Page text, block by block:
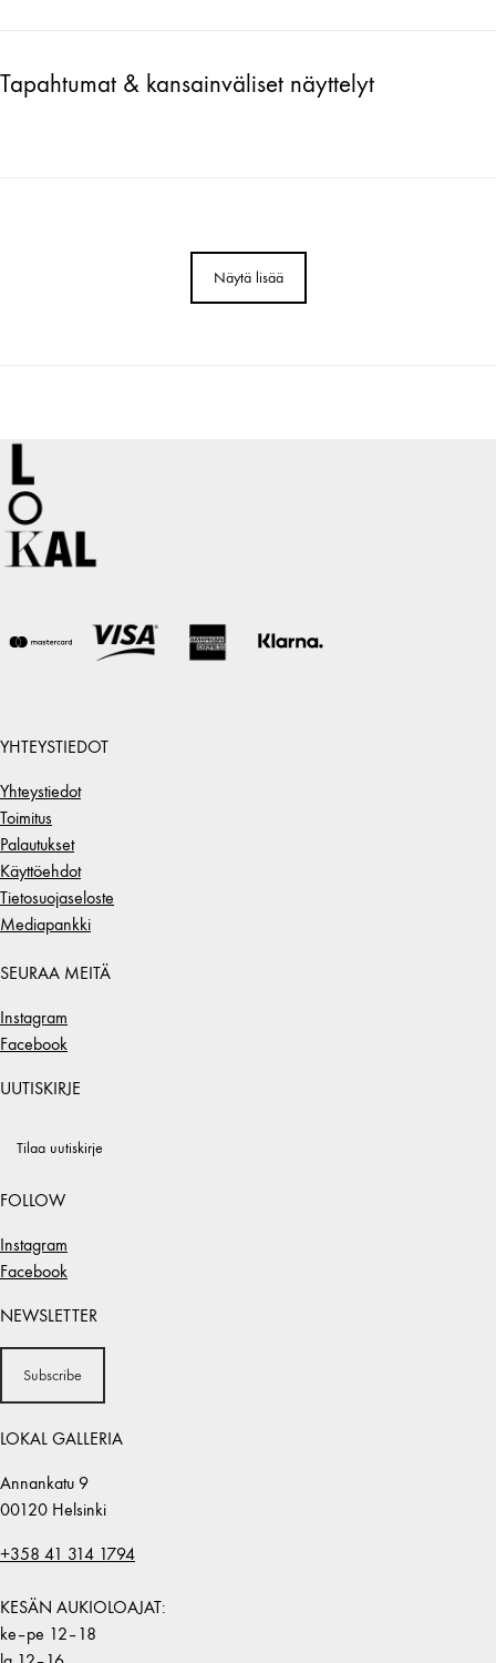
Tapahtumat & kansainväliset näyttelyt
Näytä lisää
YHTEYSTIEDOT
Yhteystiedot
Toimitus
Palautukset
Käyttöehdot
Tietosuojaseloste
Mediapankki
SEURAA MEITÄ
Instagram
Facebook
UUTISKIRJE
Tilaa uutiskirje
FOLLOW
Instagram
Facebook
NEWSLETTER
Subscribe
LOKAL GALLERIA
Annankatu 9
00120 Helsinki
+358 41 314 1794
KESÄN AUKIOLOAJAT:
ke–pe 12–18